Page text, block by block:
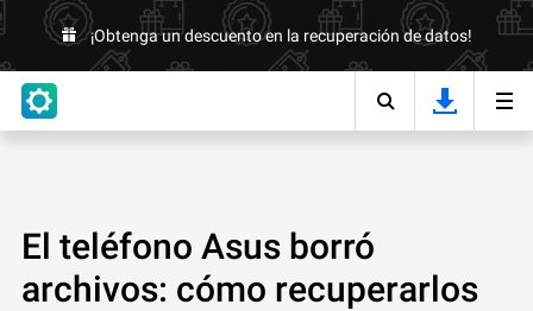
¡Obtenga un descuento en la recuperación de datos!
El teléfono Asus borró
archivos: cómo recuperarlos